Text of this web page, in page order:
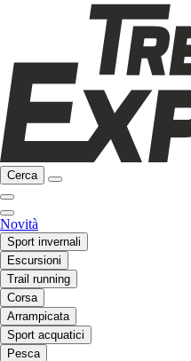
Cerca
Novità
Sport invernali
Escursioni
Trail running
Corsa
Arrampicata
Sport acquatici
Pesca